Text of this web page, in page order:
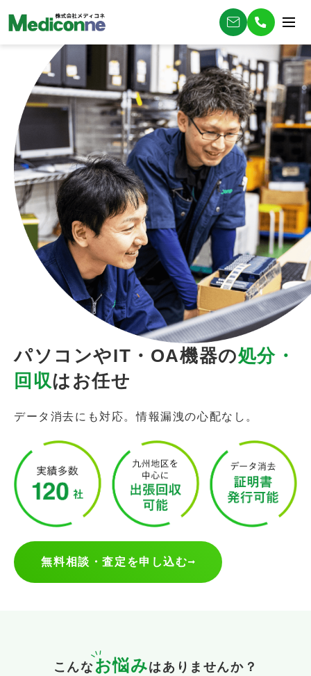
パソコンやIT・OA機器の処分・
回収はお任せ
データ消去にも対応。情報漏洩の心配なし。
無料相談・査定を申し込む
こんな お悩みはありませんか？